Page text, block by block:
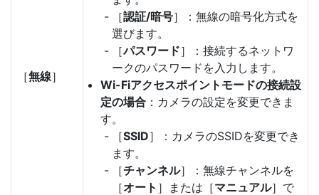
［無線］
［認証/暗号］：無線の暗号化方式を
選びます。
［パスワード］：接続するネットワ
ークのパスワードを入力します。
Wi-Fiアクセスポイントモードの接続設
定の場合 ：カメラの設定を変更できま
す。
［SSID］：カメラのSSIDを変更でき
ます。
［チャンネル］：無線チャンネルを
［オート ］または［マニュアル］で